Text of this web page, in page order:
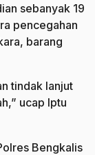
sebanyak 19
pencegahan
barang
tindak lanjut
ucap Iptu
Bengkalis